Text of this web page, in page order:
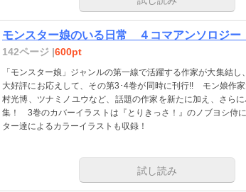
モンスター娘のいる日常 ４コマアンソロジー
142ページ |600pt
「モンスター娘」ジャンルの第一線で活躍する作家が大集結し
大好評にお応えして、その第3･4巻が同時に刊行!! モン娘作
村光博、ツナミノユウなど、話題の作家を新たに加え、さら
集！ 3巻のカバーイラストは『とりきっさ！』のノブヨシ侍
ター達によるカラーイラストも収録！
試し読み